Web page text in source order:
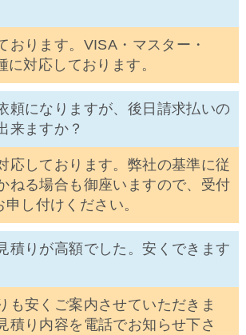
おります。VISA・マスター・
に対応しております。
頼になりますが、後日請求払いの
来ますか？
応しております。弊社の基準に従
ねる場合も御座いますので、受付
し付けください。
積りが高額でした。安くできます
も安くご案内させていただきま
積り内容を電話でお知らせ下さ